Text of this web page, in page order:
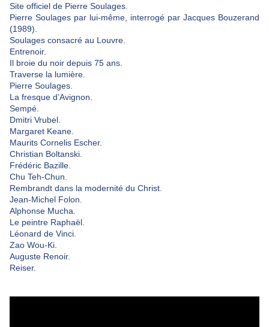
Site officiel de Pierre Soulages.
Pierre Soulages par lui-même, interrogé par Jacques Bouzerand
(1989).
Soulages consacré au Louvre.
Entrenoir.
Il broie du noir depuis 75 ans.
Traverse la lumière.
Pierre Soulages.
La fresque d’Avignon.
Sempé.
Dmitri Vrubel.
Margaret Keane.
Maurits Cornelis Escher.
Christian Boltanski.
Frédéric Bazille.
Chu Teh-Chun.
Rembrandt dans la modernité du Christ.
Jean-Michel Folon.
Alphonse Mucha.
Le peintre Raphaël.
Léonard de Vinci.
Zao Wou-Ki.
Auguste Renoir.
Reiser.